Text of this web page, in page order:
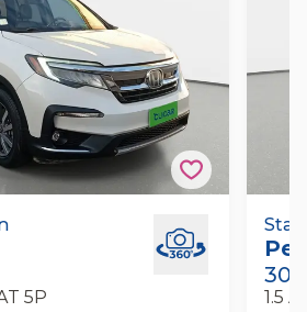
Elite 4x4 At 5p Station
5P
130